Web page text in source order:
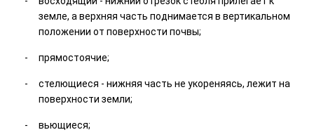
земле, а верхняя часть поднимается в вертикальном
положении от поверхности почвы;
прямостоячие;
стелющиеся - нижняя часть не укореняясь, лежит на
поверхности земли;
вьющиеся;